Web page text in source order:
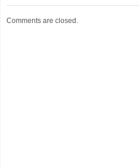
Comments are closed.